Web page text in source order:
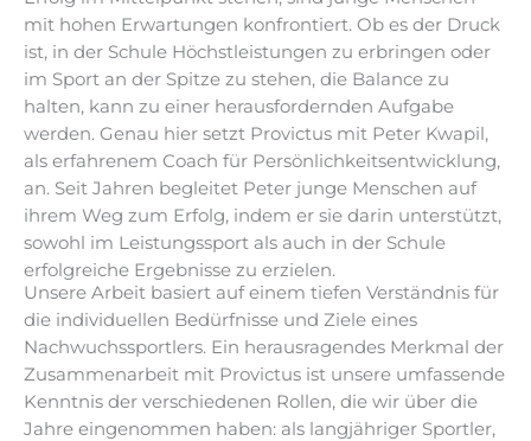
mit hohen Erwartungen konfrontiert. Ob es der Druck
ist, in der Schule Höchstleistungen zu erbringen oder
im Sport an der Spitze zu stehen, die Balance zu
halten, kann zu einer herausfordernden Aufgabe
werden. Genau hier setzt Provictus mit Peter Kwapil,
als erfahrenem Coach für Persönlichkeitsentwicklung,
an. Seit Jahren begleitet Peter junge Menschen auf
ihrem Weg zum Erfolg, indem er sie darin unterstützt,
sowohl im Leistungssport als auch in der Schule
erfolgreiche Ergebnisse zu erzielen.
Unsere Arbeit basiert auf einem tiefen Verständnis für
die individuellen Bedürfnisse und Ziele eines
Nachwuchssportlers. Ein herausragendes Merkmal der
Zusammenarbeit mit Provictus ist unsere umfassende
Kenntnis der verschiedenen Rollen, die wir über die
Jahre eingenommen haben: als langjähriger Sportler,